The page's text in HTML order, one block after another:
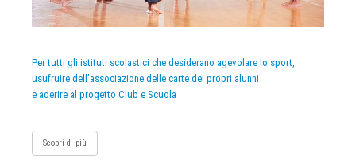
Per tutti gli istituti scolastici che desiderano agevolare lo sport,
usufruire dell’associazione delle carte dei propri alunni
e aderire al progetto Club e Scuola
Scopri di più